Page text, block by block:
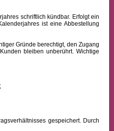
schriftlich kündbar. Erfolgt ein
ist eine Abbestellung
Gründe berechtigt, den Zugang
bleiben unberührt. Wichtige
gespeichert. Durch